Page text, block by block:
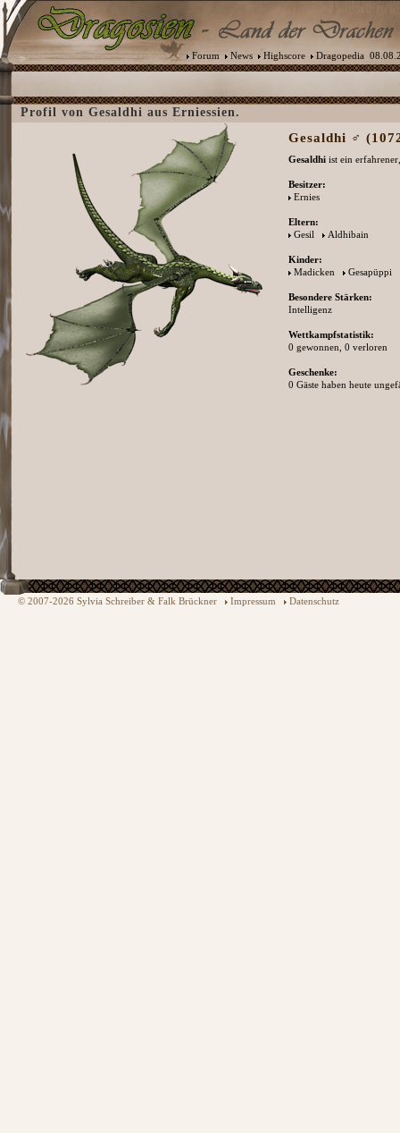
Forum News Highscore Dragopedia
Profil von Gesaldhi aus Erniessien.
Gesaldhi ♂
Gesaldhi ist ein
Besitzer:
Ernies
Eltern:
Gesil
Aldhibain
Kinder:
Madicken
Gesapüppi
Besondere Stärken:
Intelligenz
Wettkampfstatistik:
0 gewonnen, 0 verloren
Geschenke:
0 Gäste haben heute
© 2007-2026 Sylvia Schreiber & Falk Brückner Impressum Datenschutz